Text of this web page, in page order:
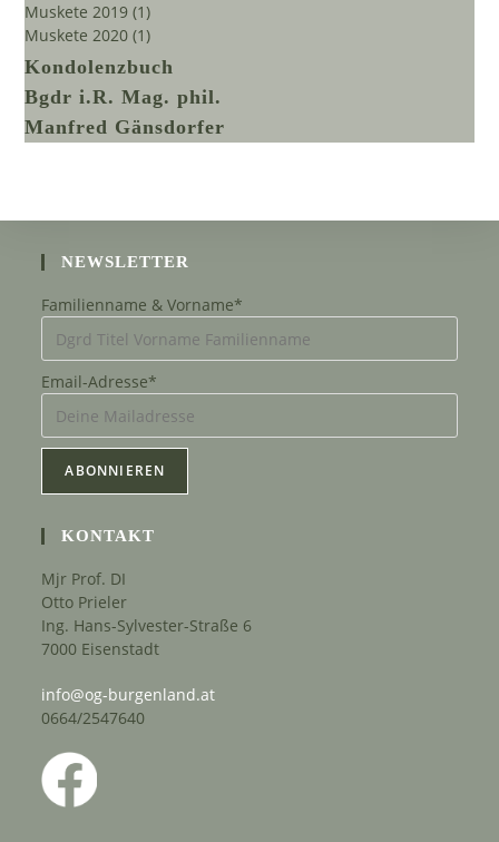
Muskete 2019 (1)
Muskete 2020 (1)
Kondolenzbuch
Bgdr i.R. Mag. phil.
Manfred Gänsdorfer
NEWSLETTER
Familienname & Vorname*
Email-Adresse*
KONTAKT
Mjr Prof. DI
Otto Prieler
Ing. Hans-Sylvester-Straße 6
7000 Eisenstadt
info@og-burgenland.at
0664/2547640